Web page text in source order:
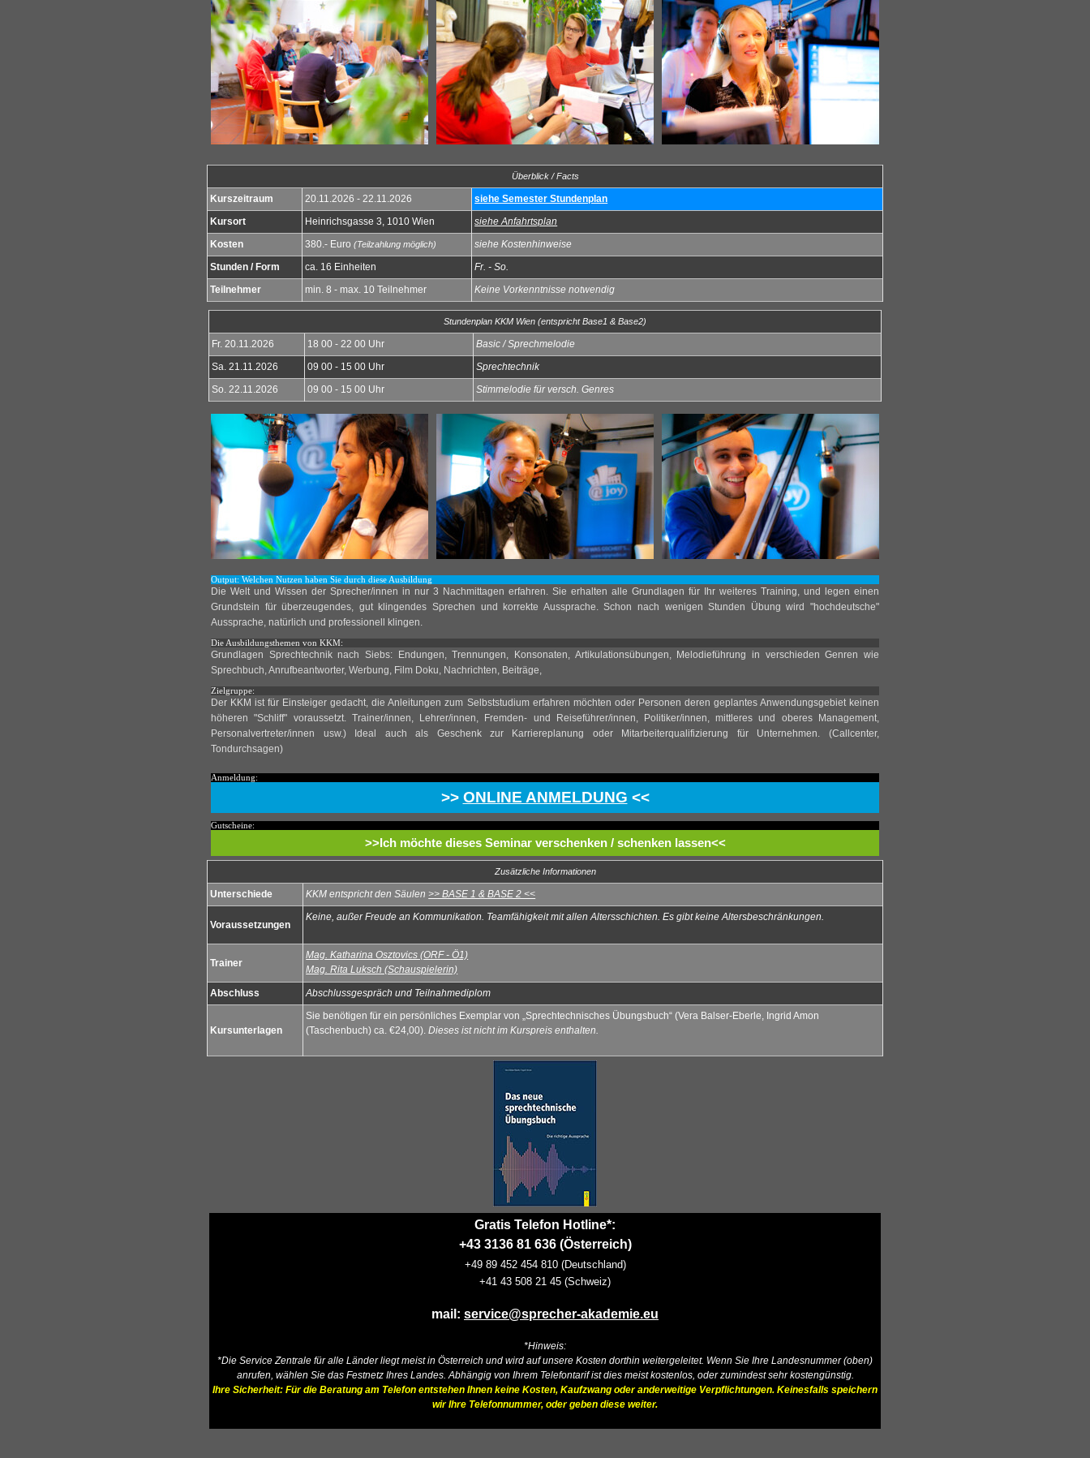
Überblick / Facts
Kurszeitraum 20.11.2026 - 22.11.2026
siehe Semester Stundenplan
Kursort
Heinrichsgasse 3, 1010 Wien
siehe Anfahrtsplan
Kosten
380.- Euro(Teilzahlung möglich)
siehe Kostenhinweise
Stunden / Form
ca. 16 Einheiten
Fr. - So.
Teilnehmer
min. 8 - max. 10 Teilnehmer Keine Vorkenntnisse notwendig
Stundenplan KKM Wien (entspricht Base1 & Base2)
Fr. 20.11.2026 18 00 - 22 00 Uhr
Basic / Sprechmelodie
Sa. 21.11.2026 09 00 - 15 00 Uhr
Sprechtechnik
So. 22.11.2026
09 00 - 15 00 Uhr Stimmelodie für versch. Genres
Output: Welchen Nutzen haben Sie durch diese Ausbildung
Die Welt und Wissen der Sprecher/innen in nur 3 Nachmittagen erfahren. Sie erhalten alle Grundlagen für Ihr weiteres Training, und legen einen
Grundstein für überzeugendes, gut klingendes Sprechen und korrekte Aussprache. Schon nach wenigen Stunden Übung wird "hochdeutsche"
Aussprache, natürlich und professionell klingen.
Die Ausbildungsthemen von KKM:
Grundlagen Sprechtechnik nach Siebs: Endungen, Trennungen, Konsonaten, Artikulationsübungen, Melodieführung in verschieden Genren wie
Sprechbuch, Anrufbeantworter, Werbung, Film Doku, Nachrichten, Beiträge,
Zielgruppe:
Der KKM ist für Einsteiger gedacht, die Anleitungen zum Selbststudium erfahren möchten oder Personen deren geplantes Anwendungsgebiet keinen
höheren "Schliff" voraussetzt. Trainer/innen, Lehrer/innen, Fremden- und Reiseführer/innen, Politiker/innen, mittleres und oberes Management,
Personalvertreter/innen usw.) Ideal auch als Geschenk zur Karriereplanung oder Mitarbeiterqualifizierung für Unternehmen. (Callcenter,
Tondurchsagen)
Anmeldung:
>> ONLINE ANMELDUNG <<
Gutscheine:
>>Ich möchte dieses Seminar verschenken / schenken lassen<<
Zusätzliche Informationen
Unterschiede KKM entspricht den Säulen >> BASE 1 & BASE 2 <<
Voraussetzungen
Keine, außer Freude an Kommunikation. Teamfähigkeit mit allen Altersschichten. Es gibt keine Altersbeschränkungen.
Trainer
Mag. Katharina Osztovics (ORF - Ö1)
Mag. Rita Luksch (Schauspielerin)
Abschluss Abschlussgespräch und Teilnahmediplom
Kursunterlagen
Sie benötigen für ein persönliches Exemplar von „Sprechtechnisches Übungsbuch“ (Vera Balser-Eberle, Ingrid Amon
(Taschenbuch) ca. €24,00).Dieses ist nicht im Kurspreis enthalten.
Gratis Telefon Hotline*:
+43 3136 81 636 (Österreich)
+49 89 452 454 810(Deutschland)
+41 43 508 21 45 (Schweiz)
mail: service@sprecher-akademie.eu
*Hinweis:
*Die Service Zentrale für alle Länder liegt meist in Österreich und wird auf unsere Kosten dorthin weitergeleitet. Wenn Sie Ihre Landesnummer (oben)
anrufen, wählen Sie das Festnetz Ihres Landes. Abhängig von Ihrem Telefontarif ist dies meist kostenlos, oder zumindest sehr kostengünstig.
Ihre Sicherheit: Für die Beratung am Telefon entstehen Ihnen keine Kosten, Kaufzwang oder anderweitige Verpflichtungen. Keinesfalls speichern
wir Ihre Telefonnummer, oder geben diese weiter.